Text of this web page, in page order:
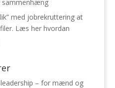
sammenhæng
med jobrekruttering at
Læs her hvordan
– for mænd og